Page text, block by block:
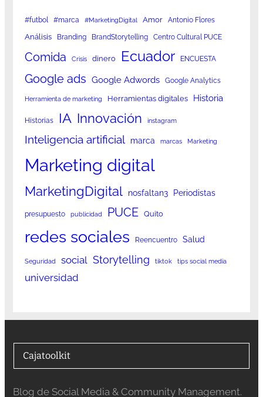
#futbol #marca #MarketingDigital Amor Antonio Flores
Análisis Branding BrandStorytelling Centro Cultural PUCE
Comida Crisis dinero Ecuador ENCUESTA
Google ads Google Adwords Google Analytics
Herramienta de marketing Herramientas digitales Historia
Historias IA Innovación instagram
Inteligencia artificial marca marcas Marketing
Marketing digital
MarketingDigital nosfaltan3 Periodistas
presupuesto publicidad PUCE Quito
redes sociales Reencuentro Salud
Seguridad social Storytelling tiktok tips social media
universidad
Cajatoolkit
Blog de Social Media & Community Management.